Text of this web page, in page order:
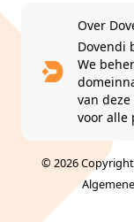
Over
Dovendi
We
van
voor alle
© 2026